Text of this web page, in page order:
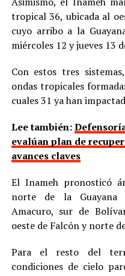
tropical 36, ubicada al
cuyo arribo a la
miércoles 12 y jueves 13
Con estos tres
ondas tropicales
cuales 31 ya han
Lee también:
evalúan plan de
avances claves
El Inameh pronosticó
norte de la Guayana
Amacuro, sur de
oeste de Falcón y norte
Para el resto del
condiciones de cielo